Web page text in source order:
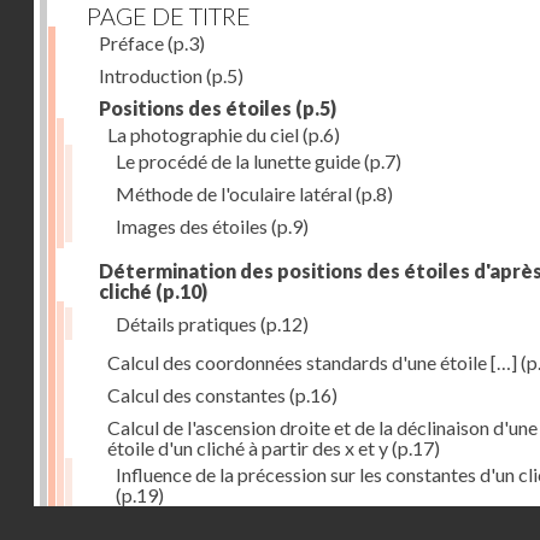
PAGE DE TITRE
Préface(p.3)
Introduction(p.5)
Positions des étoiles (p.5)
La photographie du ciel(p.6)
Le procédé de la lunette guide(p.7)
Méthode de l'oculaire latéral(p.8)
Images des étoiles (p.9)
Détermination des positions des étoiles
cliché (p.10)
Détails pratiques (p.12)
Calcul des coordonnées standards d'une étoile […]
Calcul des constantes (p.16)
Calcul de l'ascension droite et de la déclinaison d'une
étoile d'un cliché à partir des x et y(p.17)
Influence de la précession sur les constantes d'un
(p.19)